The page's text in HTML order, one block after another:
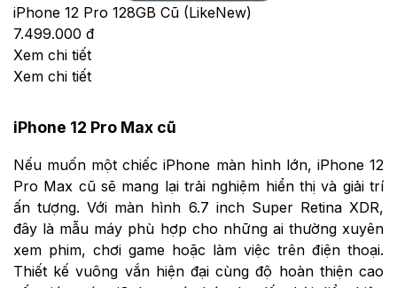
iPhone 12 Pro 128GB Cũ (LikeNew)
7.499.000 đ
Xem chi tiết
Xem chi tiết
iPhone 12 Pro Max cũ
Nếu muốn một chiếc iPhone màn hình lớn, iPhone 12
Pro Max cũ sẽ mang lại trải nghiệm hiển thị và giải trí
ấn tượng. Với màn hình 6.7 inch Super Retina XDR,
đây là mẫu máy phù hợp cho những ai thường xuyên
xem phim, chơi game hoặc làm việc trên điện thoại.
Thiết kế vuông vắn hiện đại cùng độ hoàn thiện cao